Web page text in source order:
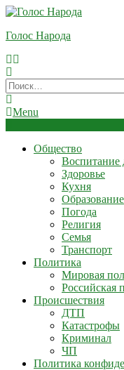
Skip
Content
Голос Народа
Найти:
Menu
Общество
Воспитание
Здоровье
Кухня
Образование
Погода
Религия
Семья
Транспорт
Политика
Мировая
Российская
Происшествия
ДТП
Катастрофы
Криминал
ЧП
Политика